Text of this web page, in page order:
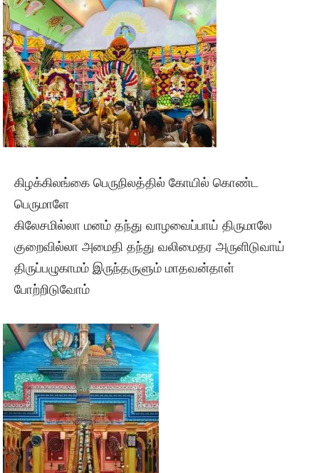
கிழக்கிலங்கை பெருநிலத்தில் கோயில் கொண்ட
பெருமாளே
கிலேசமில்லா மனம் தந்து வாழவைப்பாய் திருமாலே
குறைவில்லா அமைதி தந்து வலிமைதர அருளிடுவாய்
திருப்பழுகாமம் இருந்தருளும் மாதவன்தாள்
போற்றிடுவோம்